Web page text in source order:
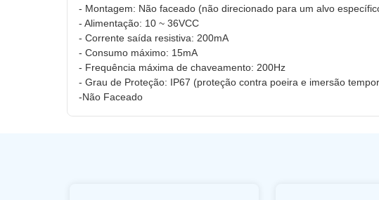
- Montagem: Não faceado (não direcionado para um alvo
- Alimentação: 10 ~ 36VCC
- Corrente saída resistiva: 200mA
- Consumo máximo: 15mA
- Frequência máxima de chaveamento: 200Hz
- Grau de Proteção: IP67 (proteção contra poeira e imersão
-Não Faceado